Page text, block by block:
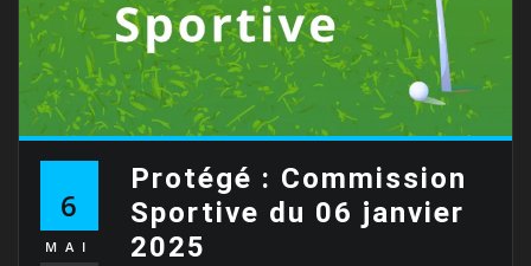
6
MAI
Protégé : Commission
Sportive du 06 janvier
2025